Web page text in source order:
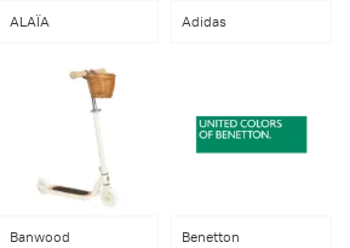
ALAÏA Adidas
Banwood Benetton